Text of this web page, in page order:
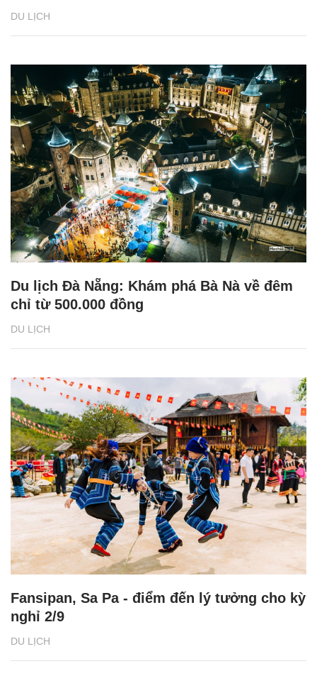
DU LỊCH
DU LỊCH
Du lịch Đà Nẵng: Khám phá Bà Nà về đêm
chỉ từ 500.000 đồng
DU LỊCH
Fansipan, Sa Pa - điểm đến lý tưởng cho kỳ
nghỉ 2/9